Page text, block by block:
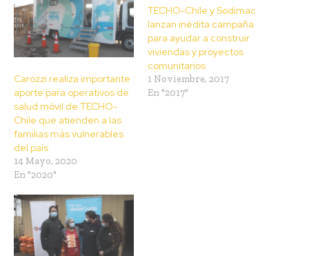
Carozzi realiza importante
aporte para operativos de
salud móvil de TECHO-
Chile que atienden a las
familias más vulnerables
del país
14 Mayo, 2020
En "2020"
TECHO-Chile y Sodimac
lanzan inédita campaña
para ayudar a construir
viviendas y proyectos
comunitarios
1 Noviembre, 2017
En "2017"